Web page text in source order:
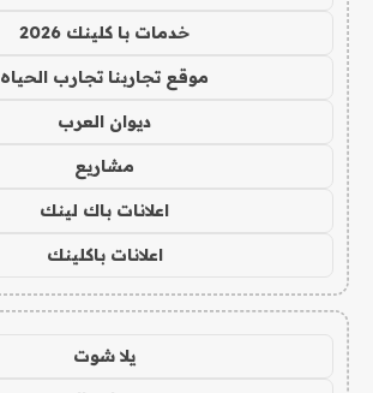
خدمات با كلينك 2026
موقع تجاربنا تجارب الحياه
ديوان العرب
مشاريع
اعلانات باك لينك
اعلانات باكلينك
يلا شوت